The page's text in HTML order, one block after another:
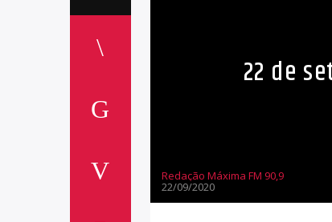
22 de
Redação Máxima FM 90,9
22/09/2020